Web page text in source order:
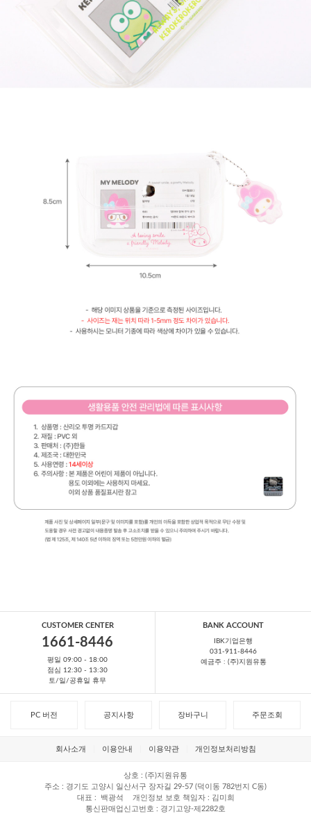
CUSTOMER CENTER
1661-8446
평일 09:00 - 18:00
점심 12:30 - 13:30
토/일/공휴일 휴무
BANK ACCOUNT
IBK기업은행
031-911-8446
예금주 : (주)지원유통
PC 버전 공지사항 장바구니 주문조회
회사소개 이용안내 이용약관 개인정보처리방침
상호
(주)지원유통
주소
경기도 고양시 일산서구 장자길 29-57 (덕이동 782번지 C동)
대표
백광석 개인정보 보호 책임자
김미희
통신판매업신고번호
경기고양-제2282호